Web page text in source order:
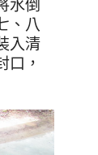
水倒
、八
入清
口，